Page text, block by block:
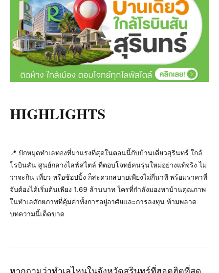
HIGHLIGHTS
📍 ปักหมุดทำเลทองที่มาแรงที่สุดในตอนนี้กับบ้านเดี่ยวสุรินทร์ ใกล้
โรบินสัน ศูนย์กลางไลฟ์สไตล์ ที่ตอบโจทย์คนรุ่นใหม่อย่างแท้จริง ไม่
ว่าจะกิน เที่ยว หรือช้อปปิ้ง ก็สะดวกสบายเพียงไม่กี่นาที พร้อมราคาที่
จับต้องได้เริ่มต้นเพียง 1.69 ล้านบาท ใครที่กำลังมองหาบ้านคุณภาพ
ในทำเลศักยภาพที่คุ้มค่าทั้งการอยู่อาศัยและการลงทุน ห้ามพลาด
บทความนี้เด็ดขาด